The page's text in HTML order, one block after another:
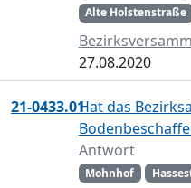
Alte Holstenstraße
27.08.2020
21-0433.01Hat das
Antwort
Mohnhof